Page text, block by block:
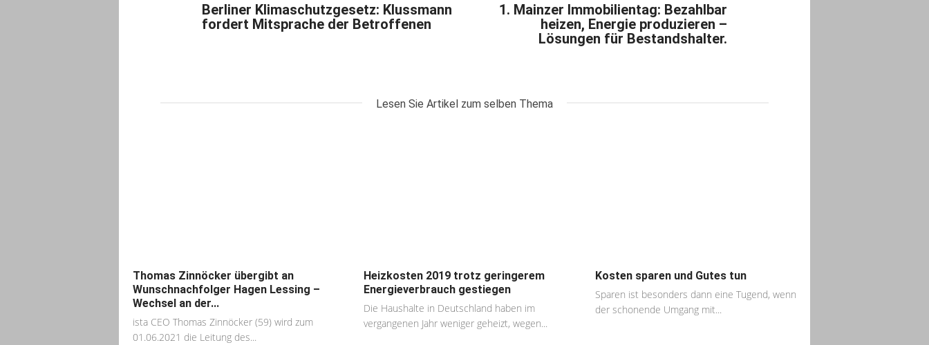
Berliner Klimaschutzgesetz: Klussmann
fordert Mitsprache der Betroffenen
1. Mainzer Immobilientag: Bezahlbar
heizen, Energie produzieren –
Lösungen für Bestandshalter.
Lesen Sie Artikel zum selben Thema
Thomas Zinnöcker übergibt an
Wunschnachfolger Hagen Lessing –
Wechsel an der...
ista CEO Thomas Zinnöcker (59) wird zum
01.06.2021 die Leitung des...
Heizkosten 2019 trotz geringerem
Energieverbrauch gestiegen
Die Haushalte in Deutschland haben im
vergangenen Jahr weniger geheizt, wegen...
Kosten sparen und Gutes tun
Sparen ist besonders dann eine Tugend, wenn
der schonende Umgang mit...